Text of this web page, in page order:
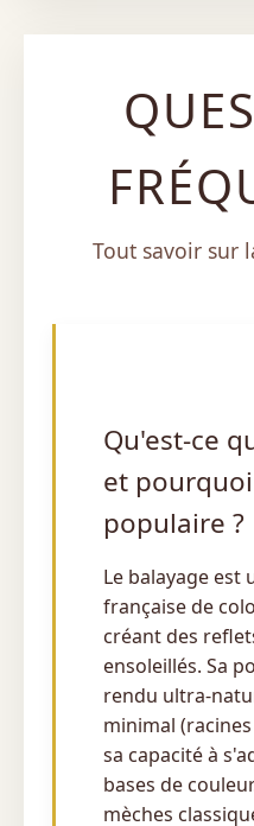
Tout savoir sur
Qu'est-ce
et
populaire ?
Le balayage est
française de
créant des
ensoleillés. Sa
rendu ultra-
minimal
sa capacité à
bases de
mèches